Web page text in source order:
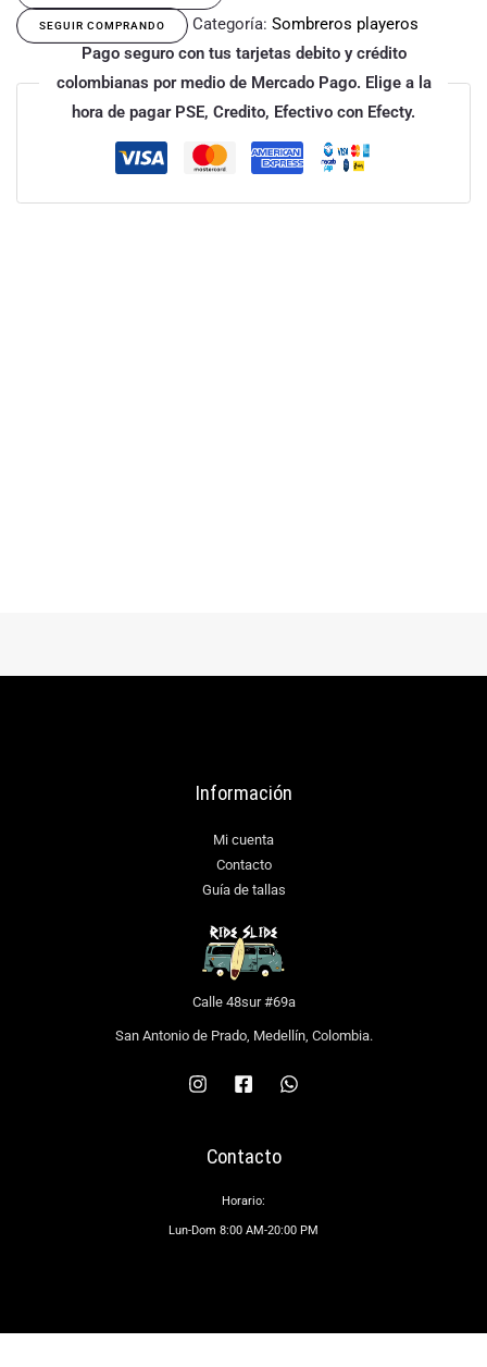
SEGUIR COMPRANDO Categoría: Sombreros playeros
Pago seguro con tus tarjetas debito y crédito
colombianas por medio de Mercado Pago. Elige a la
hora de pagar PSE, Credito, Efectivo con Efecty.
Información
Mi cuenta
Contacto
Guía de tallas
Calle 48sur #69a
San Antonio de Prado, Medellín, Colombia.
Contacto
Horario:
Lun-Dom 8:00 AM-20:00 PM